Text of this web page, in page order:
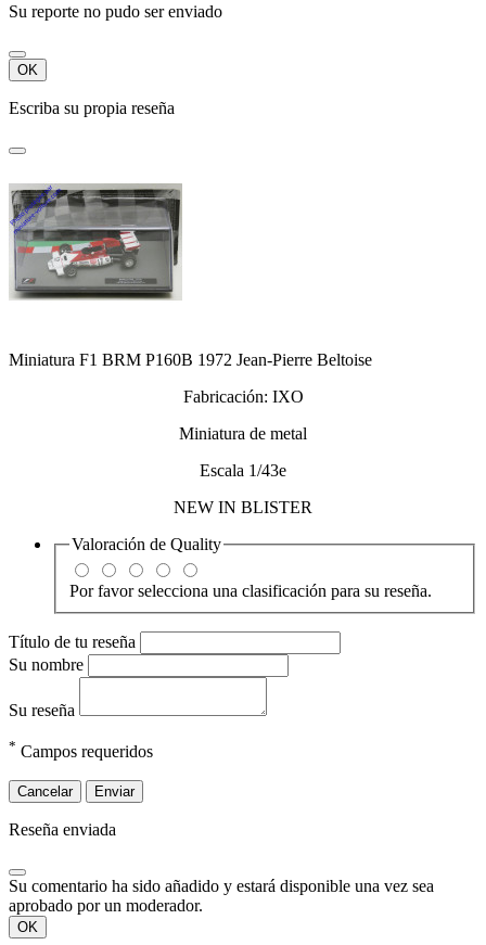
Su reporte no pudo ser enviado
OK
Escriba su propia reseña
Miniatura F1 BRM P160B 1972 Jean-Pierre Beltoise
Fabricación: IXO
Miniatura de metal
Escala 1/43e
NEW IN BLISTER
Valoración de Quality
Por favor selecciona una clasificación para su reseña.
Título de tu reseña
Su nombre
Su reseña
* Campos requeridos
Cancelar Enviar
Reseña enviada
Su comentario ha sido añadido y estará disponible una vez sea
aprobado por un moderador.
OK